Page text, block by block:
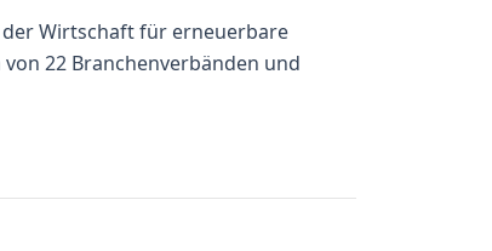
der Wirtschaft für erneuerbare
22 Branchenverbänden und